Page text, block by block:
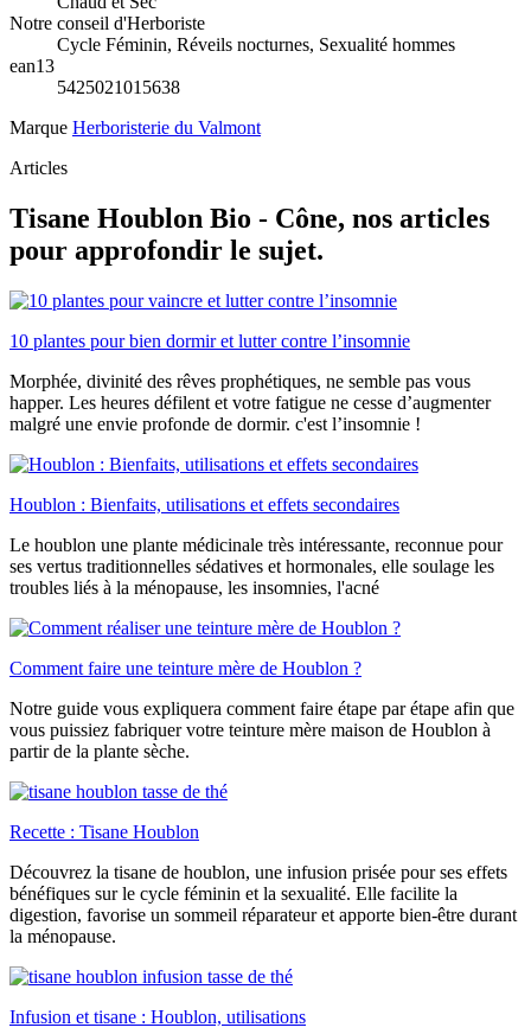
Notre conseil d'Herboriste
Cycle Féminin, Réveils nocturnes, Sexualité hommes
ean13
5425021015638
Marque Herboristerie du Valmont
Articles
Tisane Houblon Bio - Cône, nos articles
pour approfondir le sujet.
10 plantes pour bien dormir et lutter contre l’insomnie
Morphée, divinité des rêves prophétiques, ne semble pas vous
happer. Les heures défilent et votre fatigue ne cesse d’augmenter
malgré une envie profonde de dormir. c'est l’insomnie !
Houblon : Bienfaits, utilisations et effets secondaires
Le houblon une plante médicinale très intéressante, reconnue pour
ses vertus traditionnelles sédatives et hormonales, elle soulage les
troubles liés à la ménopause, les insomnies, l'acné
Comment faire une teinture mère de Houblon ?
Notre guide vous expliquera comment faire étape par étape afin que
vous puissiez fabriquer votre teinture mère maison de Houblon à
partir de la plante sèche.
Recette : Tisane Houblon
Découvrez la tisane de houblon, une infusion prisée pour ses effets
bénéfiques sur le cycle féminin et la sexualité. Elle facilite la
digestion, favorise un sommeil réparateur et apporte bien-être durant
la ménopause.
Infusion et tisane : Houblon, utilisations